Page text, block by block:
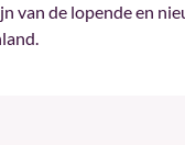
van de lopende en